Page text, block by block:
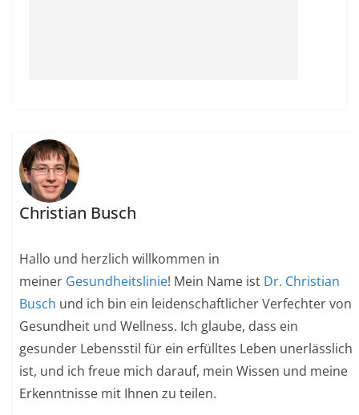
Christian Busch
Hallo und herzlich willkommen in
meiner Gesundheitslinie! Mein Name ist Dr. Christian
Busch und ich bin ein leidenschaftlicher Verfechter von
Gesundheit und Wellness. Ich glaube, dass ein
gesunder Lebensstil für ein erfülltes Leben unerlässlich
ist, und ich freue mich darauf, mein Wissen und meine
Erkenntnisse mit Ihnen zu teilen.